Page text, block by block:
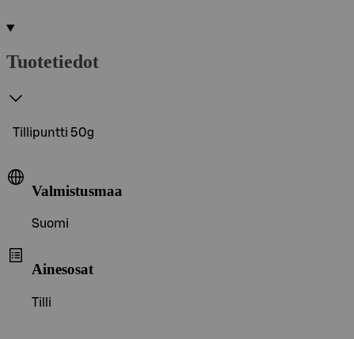
Tuotetiedot
Tillipuntti 50g
Valmistusmaa
Suomi
Ainesosat
Tilli